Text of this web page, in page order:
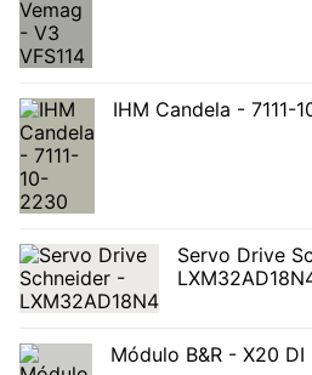
IHM Candela - 7111-
Servo Drive
Módulo B&R - X20 DI